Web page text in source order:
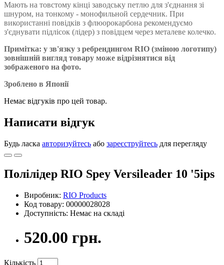
Мають на товстому кінці заводську петлю для з'єднання зі
шнуром, на тонкому - монофильной сердечник. При
використанні повідків з флюорокарбона рекомендуємо
з'єднувати підлісок (лідер) з повідцем через металеве колечко.
Примітка: у зв'язку з ребрендингом RIO (зміною логотипу)
зовнішній вигляд товару може відрізнятися від
зображеного на фото.
Зроблено в Японії
Немає відгуків про цей товар.
Написати відгук
Будь ласка авторизуйтесь або зареєструйтесь для перегляду
Полілідер RIO Spey Versileader 10 '5ips
Виробник: RIO Products
Код товару: 00000028028
Доступність: Немає на складі
520.00 грн.
Кількість